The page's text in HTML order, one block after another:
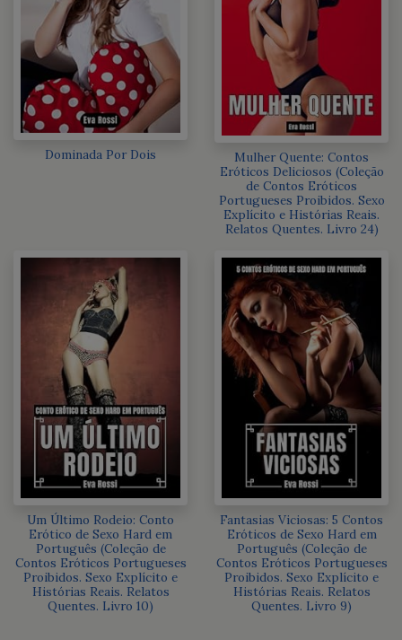
Dominada Por Dois
Mulher Quente: Contos
Eróticos Deliciosos (Coleção
de Contos Eróticos
Portugueses Proibidos. Sexo
Explícito e Histórias Reais.
Relatos Quentes. Livro 24)
Um Último Rodeio: Conto
Erótico de Sexo Hard em
Português (Coleção de
Contos Eróticos Portugueses
Proibidos. Sexo Explícito e
Histórias Reais. Relatos
Quentes. Livro 10)
Fantasias Viciosas: 5 Contos
Eróticos de Sexo Hard em
Português (Coleção de
Contos Eróticos Portugueses
Proibidos. Sexo Explícito e
Histórias Reais. Relatos
Quentes. Livro 9)